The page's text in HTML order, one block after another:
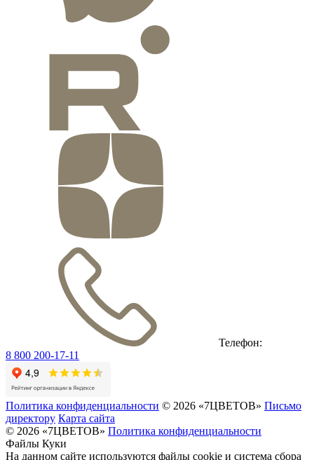
Телефон:
8 800 200-17-11
Политика конфиденциальности © 2026 «7ЦВЕТОВ» Письмо
директору Карта сайта
© 2026 «7ЦВЕТОВ» Политика конфиденциальности
Файлы Куки
На данном сайте используются файлы cookie и система сбора